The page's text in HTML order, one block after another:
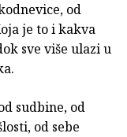
od
je to i kakva
sve više ulazi u
sudbine, od
od sebe